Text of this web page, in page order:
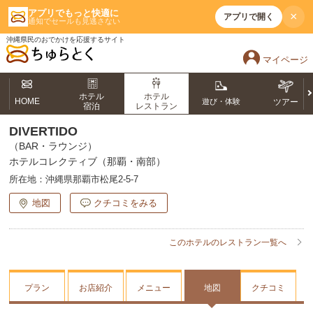
アプリでもっと快適に
通知でセールも見逃さない アプリで開く ×
沖縄県民のおでかけを応援するサイト
マイページ
HOME
ホテル
宿泊
ホテル
レストラン
遊び・体験 ツアー
DIVERTIDO
（BAR・ラウンジ）
ホテルコレクティブ（那覇・南部）
所在地： 沖縄県那覇市松尾2-5-7
地図 クチコミをみる
このホテルのレストラン一覧へ
プラン お店紹介 メニュー 地図 クチコミ